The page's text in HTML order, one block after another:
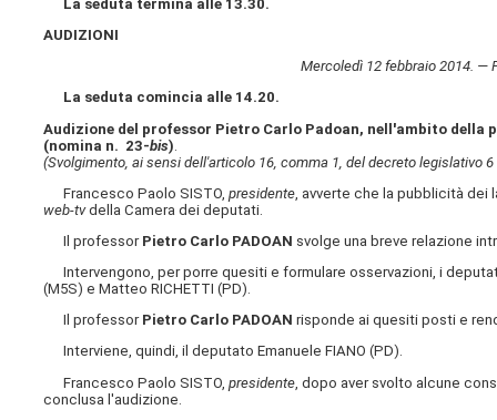
La seduta termina alle 13.30.
AUDIZIONI
Mercoledì 12 febbraio 2014. —
La seduta comincia alle 14.20.
Audizione del professor Pietro Carlo Padoan, nell'ambito
(nomina n. 23-bis)
(Svolgimento, ai sensi dell'articolo 16, comma 1, del decreto legislativo
Francesco Paolo SISTO,presidente , avverte che la pubblicità
web-tvdella Camera dei deputati.
Il professor Pietro Carlo PADOAN svolge una breve relazione
Intervengono, per porre quesiti e formulare osservazioni, i deputati
(M5S) e Matteo RICHETTI (PD).
Il professor Pietro Carlo PADOAN risponde ai quesiti posti e
Interviene, quindi, il deputato Emanuele FIANO (PD).
Francesco Paolo SISTO,presidente , dopo aver svolto alcune
conclusa l'audizione.